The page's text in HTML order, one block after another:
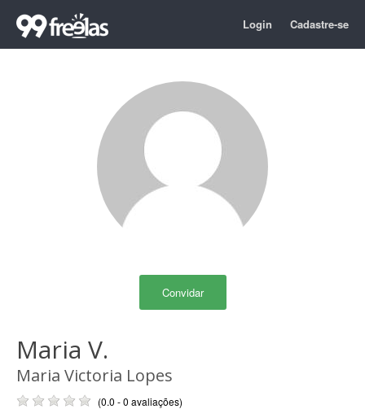
Login Cadastre-se
Convidar
Maria V.
Maria Victoria Lopes
(0.0 - 0 avaliações)